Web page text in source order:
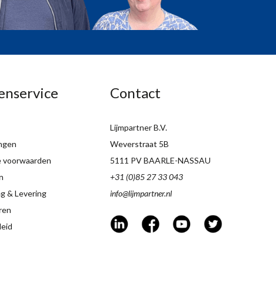
voorwaarden
& Levering
Contact
Lijmpartner B.V.
Weverstraat 5B
5111 PV BAARLE-NASSAU
+31 (0)85 27 33 043
info@lijmpartner.nl